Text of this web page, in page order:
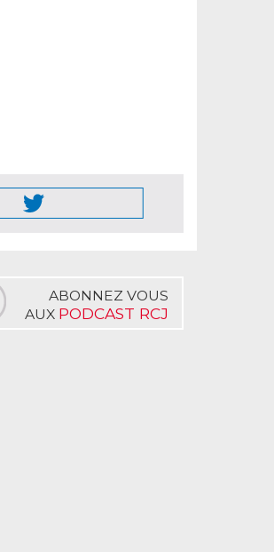
ABONNEZ VOUS
AUX PODCAST RCJ